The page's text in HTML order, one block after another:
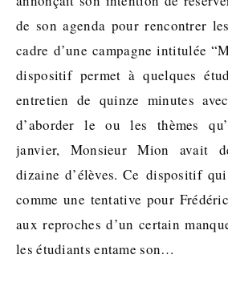
de son agenda pour rencontrer
cadre d’une campagne intitulée
dispositif permet à quelques
entretien de quinze minutes
d’aborder le ou les thèmes
janvier, Monsieur Mion avait
dizaine d’élèves. Ce dispositif
comme une tentative pour
aux reproches d’un certain
les étudiants entame son…